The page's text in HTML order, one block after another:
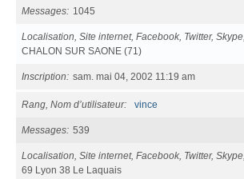
Messages 1045
Localisation, Site internet, Facebook, Twitter,
CHALON SUR SAONE (71)
Inscription sam. mai 04, 2002 11:19 am
Rang, Nom d’utilisateur vince
Messages 539
Localisation, Site internet, Facebook, Twitter,
69 Lyon 38 Le Laquais